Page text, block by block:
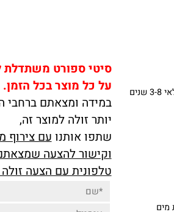
סיטי ספורט משתדלת
על כל מוצר בכל הזמן.
במידה ומצאתם ברחבי
יותר זולה למוצר זה,
שתפו אותנועם צירוף
וקישור להצעה שמצאתם,
טלפונית עם הצעה זולה